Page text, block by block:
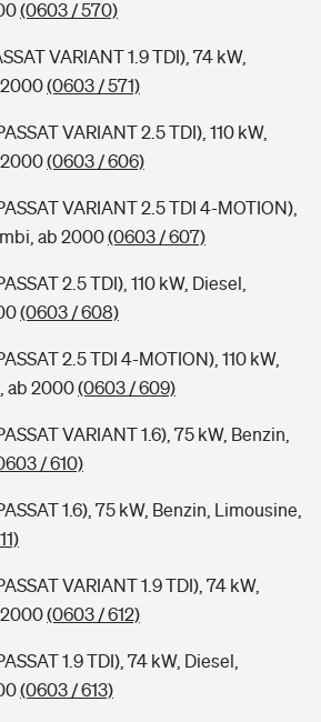
(0603 / 570)
VARIANT 1.9 TDI), 74 kW,
2000(0603 / 571)
VARIANT 2.5 TDI), 110 kW,
2000(0603 / 606)
VARIANT 2.5 TDI 4-MOTION),
ab 2000(0603 / 607)
2.5 TDI), 110 kW, Diesel,
(0603 / 608)
2.5 TDI 4-MOTION), 110 kW,
ab 2000(0603 / 609)
VARIANT 1.6), 75 kW, Benzin,
/ 610)
1.6), 75 kW, Benzin, Limousine,
VARIANT 1.9 TDI), 74 kW,
2000(0603 / 612)
1.9 TDI), 74 kW, Diesel,
(0603 / 613)